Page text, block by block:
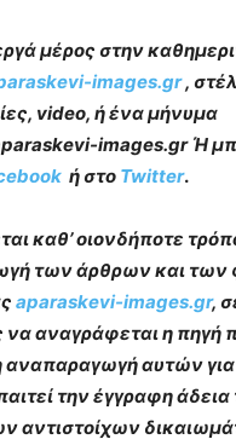
μέρος στην
images.gr,
video, ή ένα μήνυμα
images.gr Ή
ή στο Twitter.
καθ’ οιονδήποτε
των άρθρων και των
aparaskevi-images.gr,
να αναγράφεται η πηγή
αναπαραγωγή αυτών
την έγγραφη άδεια
αντιστοίχων